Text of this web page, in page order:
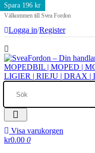
Välkommen till Svea Fordon
Logga in/Register
Visa varukorgen
kr0.00 0
Spara 196 kr